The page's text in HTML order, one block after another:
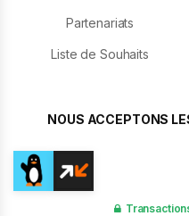
Partenariats
Liste de Souhaits
NOUS ACCEPTONS